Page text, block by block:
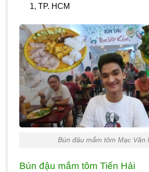
1, TP. HCM
Bún đậu mắm tôm Mạc Văn
Bún đậu mắm tôm Tiến Hải